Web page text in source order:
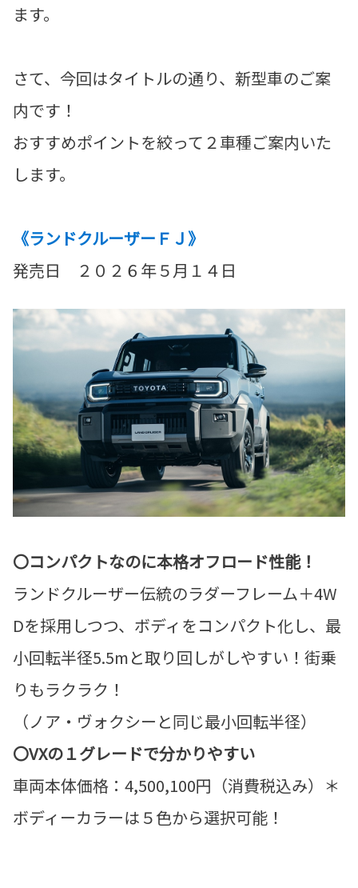
ます。
さて、今回はタイトルの通り、新型車のご案
内です！
おすすめポイントを絞って２車種ご案内いた
します。
《ランドクルーザーＦＪ》
発売日 ２０２６年５月１４日
〇コンパクトなのに本格オフロード性能！
ランドクルーザー伝統のラダーフレーム＋4W
Dを採用しつつ、ボディをコンパクト化し、最
小回転半径5.5mと取り回しがしやすい！街乗
りもラクラク！
（ノア・ヴォクシーと同じ最小回転半径）
〇VXの１グレードで分かりやすい
車両本体価格：4,500,100円（消費税込み）＊
ボディーカラーは５色から選択可能！